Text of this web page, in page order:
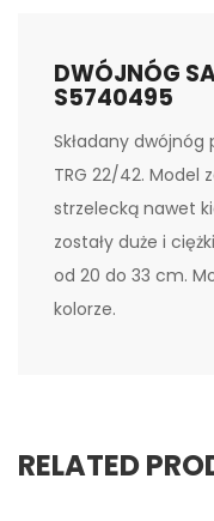
DWÓJNÓG
S5740495
Składany
TRG 22/42. Model
strzelecką nawet
zostały duże i
od 20 do 33 cm.
kolorze.
RELATED